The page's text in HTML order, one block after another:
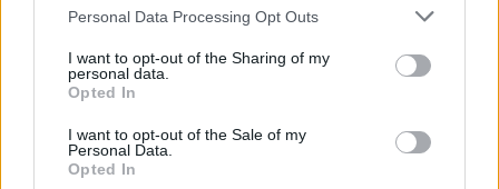
Please note that this website/app uses one or more Google
not limited to your visit or usage behaviour. You may click to
grant or deny consent to Google and its third-party tags to
use your data for below specified purposes in below Google
consent section.
Personal Data Processing Opt Outs
I want to opt-out of the Sharing of my
personal data.
Opted In
I want to opt-out of the Sale of my
Personal Data.
Opted In
Πιο δημοφιλή
Ελίζαμπεθ Ελέτσι και Νεκτάριος Λεμονίδης
πάρουν την ευχή για τον γιο τους
Ηφαίστειο Σαντορίνης: Ένας 15χρονος που